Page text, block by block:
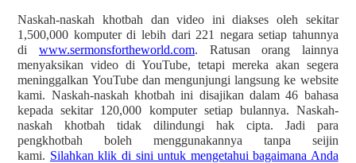
Naskah-naskah khotbah dan video ini diakses oleh sekitar
1,500,000 komputer di lebih dari 221 negara setiap tahunnya
di www.sermonsfortheworld.com. Ratusan orang lainnya
menyaksikan video di YouTube, tetapi mereka akan segera
meninggalkan YouTube dan mengunjungi langsung ke website
kami. Naskah-naskah khotbah ini disajikan dalam 46 bahasa
kepada sekitar 120,000 komputer setiap bulannya. Naskah-
naskah khotbah tidak dilindungi hak cipta. Jadi para
pengkhotbah boleh menggunakannya tanpa seijin
kami. Silahkan klik di sini untuk mengetahui bagaimana Anda